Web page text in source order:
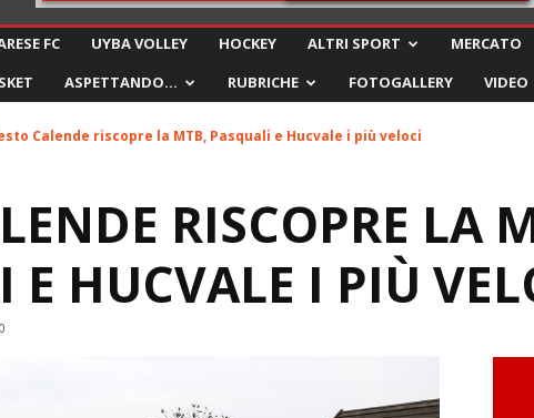
FC UYBA VOLLEY HOCKEY ALTRI SPORT
MERCATO
ASPETTANDO… RUBRICHE FOTOGALLERY VIDEO
Calende riscopre la MTB, Pasquali e Hucvale i più veloci
RISCOPRE LA
E HUCVALE I PIÙ
0